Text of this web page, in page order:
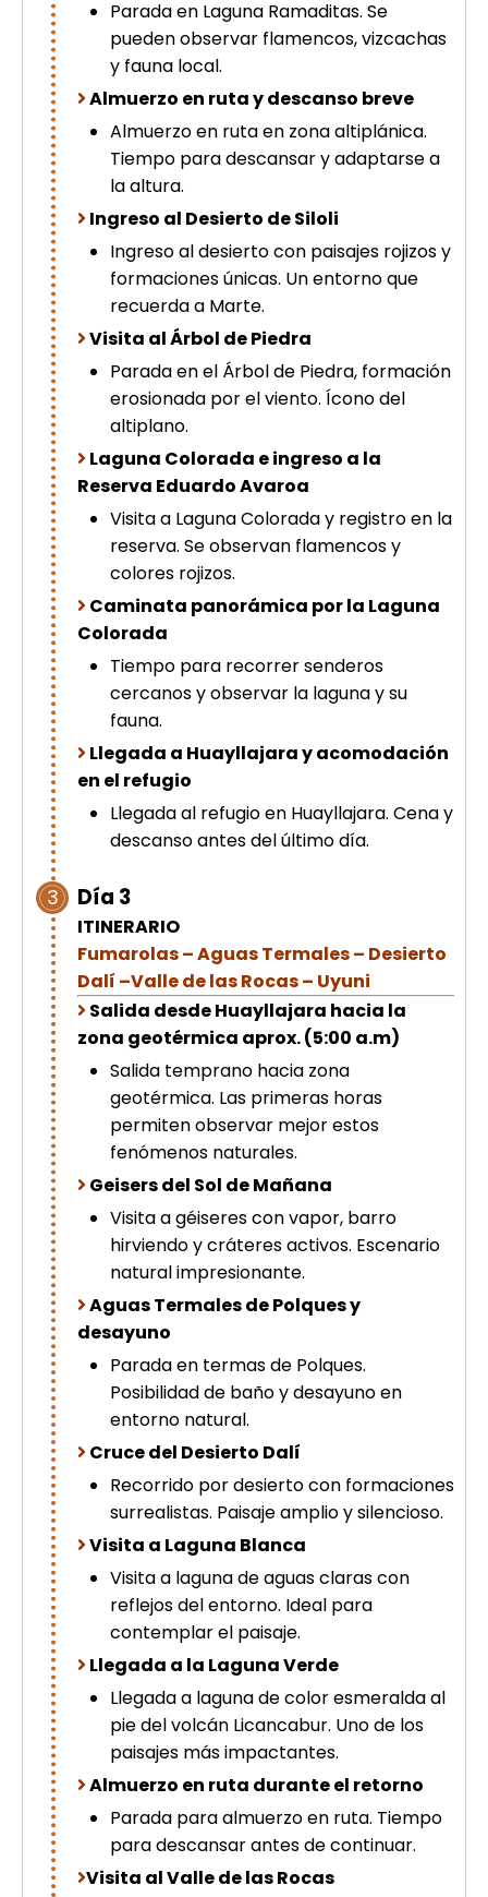
Parada en Laguna Ramaditas. Se
pueden observar flamencos, vizcachas
y fauna local.
Almuerzo en ruta y descanso breve
Almuerzo en ruta en zona altiplánica.
Tiempo para descansar y adaptarse a
la altura.
Ingreso al Desierto de Siloli
Ingreso al desierto con paisajes rojizos y
formaciones únicas. Un entorno que
recuerda a Marte.
Visita al Árbol de Piedra
Parada en el Árbol de Piedra, formación
erosionada por el viento. Ícono del
altiplano.
Laguna Colorada e ingreso a la
Reserva Eduardo Avaroa
Visita a Laguna Colorada y registro en la
reserva. Se observan flamencos y
colores rojizos.
Caminata panorámica por la Laguna
Colorada
Tiempo para recorrer senderos
cercanos y observar la laguna y su
fauna.
Llegada a Huayllajara y acomodación
en el refugio
Llegada al refugio en Huayllajara. Cena y
descanso antes del último día.
3 Día 3
ITINERARIO
Fumarolas – Aguas Termales – Desierto
Dalí –Valle de las Rocas – Uyuni
Salida desde Huayllajara hacia la
zona geotérmica aprox. (5:00 a.m)
Salida temprano hacia zona
geotérmica. Las primeras horas
permiten observar mejor estos
fenómenos naturales.
Geisers del Sol de Mañana
Visita a géiseres con vapor, barro
hirviendo y cráteres activos. Escenario
natural impresionante.
Aguas Termales de Polques y
desayuno
Parada en termas de Polques.
Posibilidad de baño y desayuno en
entorno natural.
Cruce del Desierto Dalí
Recorrido por desierto con formaciones
surrealistas. Paisaje amplio y silencioso.
Visita a Laguna Blanca
Visita a laguna de aguas claras con
reflejos del entorno. Ideal para
contemplar el paisaje.
Llegada a la Laguna Verde
Llegada a laguna de color esmeralda al
pie del volcán Licancabur. Uno de los
paisajes más impactantes.
Almuerzo en ruta durante el retorno
Parada para almuerzo en ruta. Tiempo
para descansar antes de continuar.
Visita al Valle de las Rocas